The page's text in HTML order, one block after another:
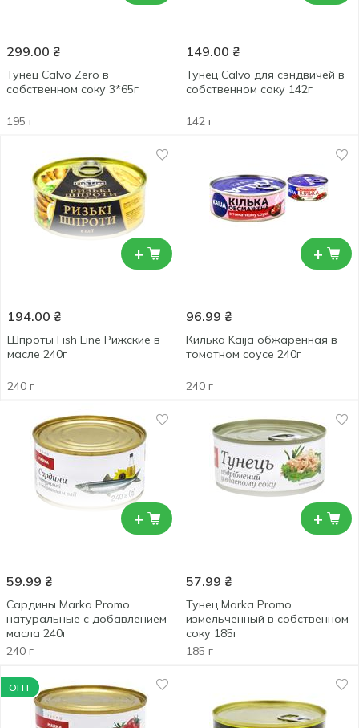
299.00 ₴
Тунец Calvo Zero в
собственном соку 3*65г
195 г
149.00 ₴
Тунец Calvo для сэндвичей в
собственном соку 142г
142 г
+
194.00 ₴
Шпроты Fish Line Рижские в
масле 240г
240 г
+
96.99 ₴
Килька Kaija обжаренная в
томатном соусе 240г
240 г
+
59.99 ₴
Сардины Marka Promo
натуральные с добавлением
масла 240г
240 г
+
57.99 ₴
Тунец Marka Promo
измельченный в собственном
соку 185г
185 г
ОПТ